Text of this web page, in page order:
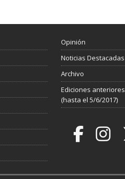
Opinión
Noticias Destacadas
Archivo
Ediciones anteriores
(hasta el 5/6/2017)